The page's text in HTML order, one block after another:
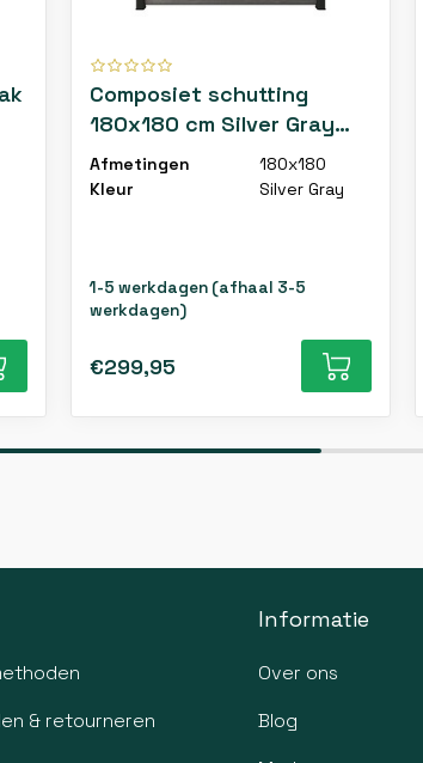
Composiet schutting
180x180 cm Silver Gray
triple profiel
Afmetingen
180x180
Kleur
Silver Gray
1-5 werkdagen (afhaal 3-5
werkdagen)
€299,95
& retourneren
Informatie
Over ons
Blog